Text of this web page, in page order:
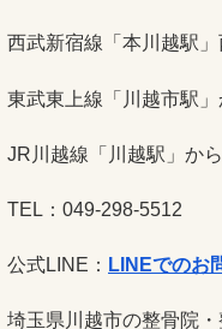
西武新宿線「本川越駅
東武東上線「川越市駅
JR川越線「川越駅」か
TEL：049-298-5512
公式LINE： LINEでのお
埼玉県川越市の整骨院